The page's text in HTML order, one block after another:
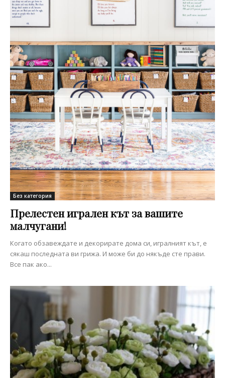
Без категория
Прелестен игрален кът за вашите
малчугани!
Когато обзавеждате и декорирате дома си, игралният кът, е
сякаш последната ви грижа. И може би до някъде сте прави.
Все пак ако...